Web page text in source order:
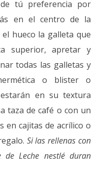
tú preferencia por
en el centro de la
hueco la galleta que
superior, apretar y
todas las galletas y
o blister o
en su textura
taza de café o con un
en cajitas de acrílico o
Si las rellenas con
de Leche nestlé duran